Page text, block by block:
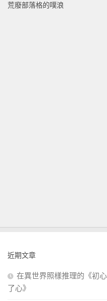
荒廢部落格的噗浪
近期文章
在異世界照樣推理的《初
了心》